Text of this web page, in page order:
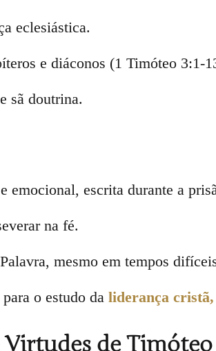
eclesiástica.
e diáconos (1 Timóteo 3:1-
sã doutrina.
emocional, escrita durante a
na fé.
mesmo em tempos
o estudo da liderança cristã,
Virtudes de Timóteo